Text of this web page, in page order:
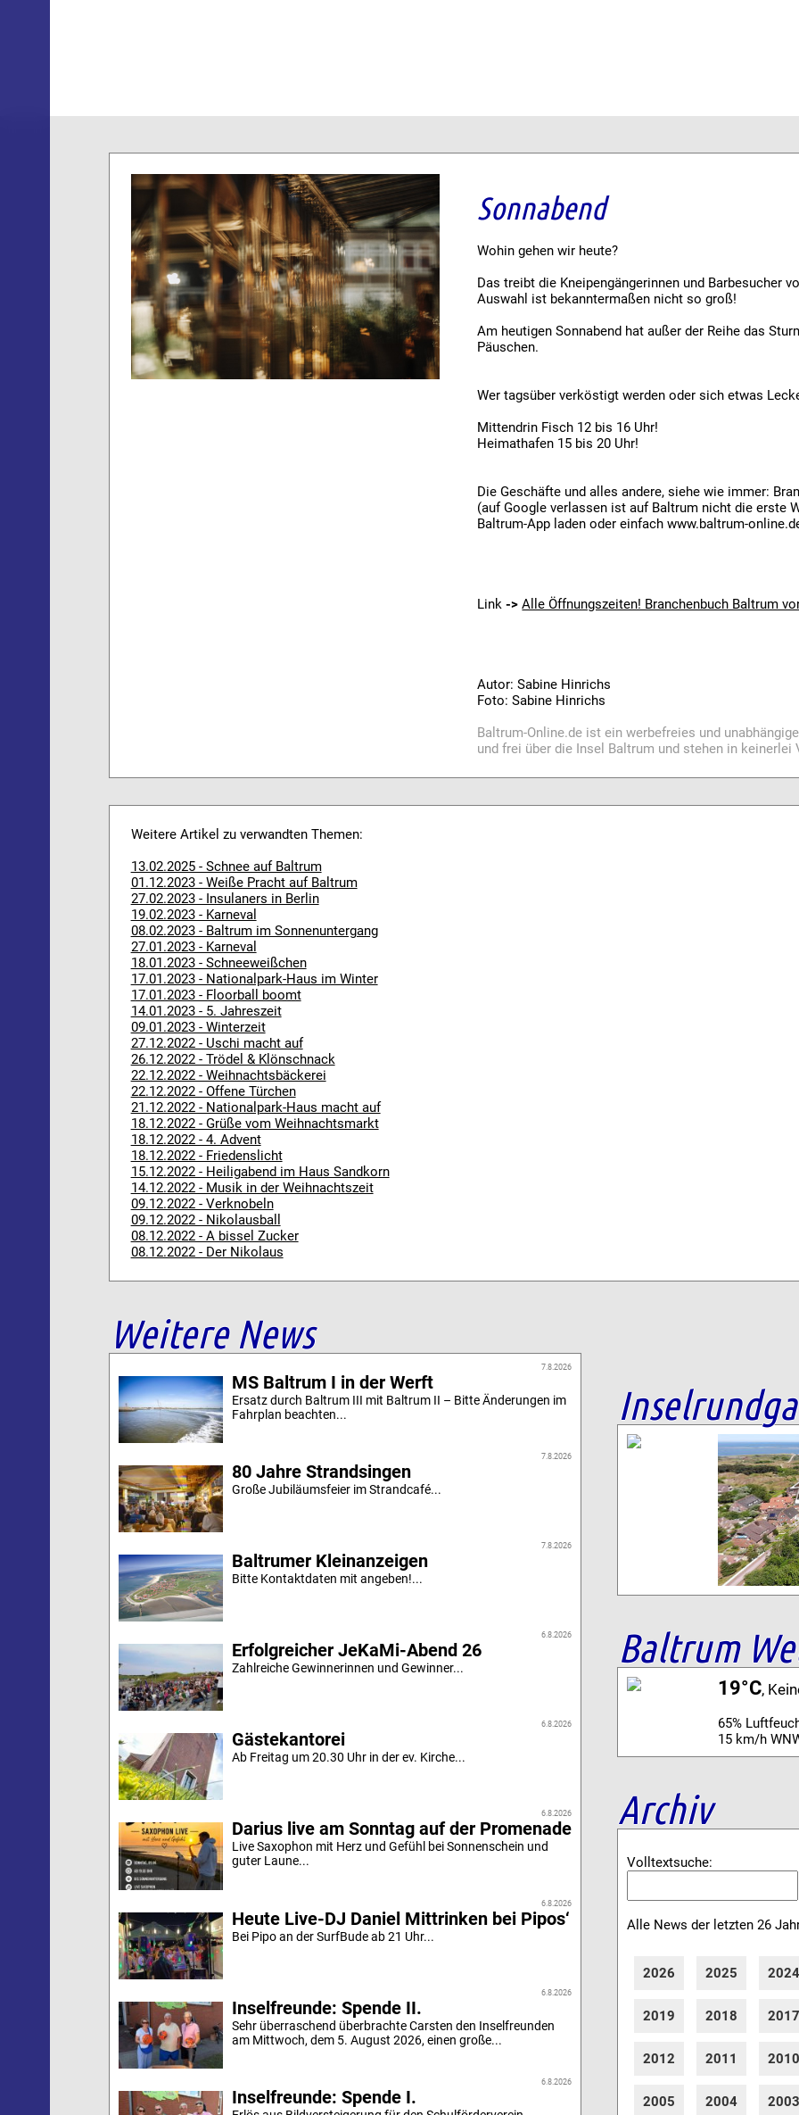
Sonnabend
Wohin gehen wir heute?
Das treibt die Kneipengängerinnen und Barbesucher
Auswahl ist bekanntermaßen nicht so groß!
Am heutigen Sonnabend hat außer der Reihe das
Päuschen.
Wer tagsüber verköstigt werden oder sich etwas
Mittendrin Fisch 12 bis 16 Uhr!
Heimathafen 15 bis 20 Uhr!
Die Geschäfte und alles andere, siehe wie immer:
(auf Google verlassen ist auf Baltrum nicht die erste
Baltrum-App laden oder einfach www.baltrum-
Link-> Alle Öffnungszeiten! Branchenbuch Baltrum
Autor: Sabine Hinrichs
Foto: Sabine Hinrichs
Baltrum-Online.de ist ein werbefreies und
und frei über die Insel Baltrum und stehen in keinerlei
Weitere Artikel zu verwandten Themen:
13.02.2025 - Schnee auf Baltrum
01.12.2023 - Weiße Pracht auf Baltrum
27.02.2023 - Insulaners in Berlin
19.02.2023 - Karneval
08.02.2023 - Baltrum im Sonnenuntergang
27.01.2023 - Karneval
18.01.2023 - Schneeweißchen
17.01.2023 - Nationalpark-Haus im Winter
17.01.2023 - Floorball boomt
14.01.2023 - 5. Jahreszeit
09.01.2023 - Winterzeit
27.12.2022 - Uschi macht auf
26.12.2022 - Trödel & Klönschnack
22.12.2022 - Weihnachtsbäckerei
22.12.2022 - Offene Türchen
21.12.2022 - Nationalpark-Haus macht auf
18.12.2022 - Grüße vom Weihnachtsmarkt
18.12.2022 - 4. Advent
18.12.2022 - Friedenslicht
15.12.2022 - Heiligabend im Haus Sandkorn
14.12.2022 - Musik in der Weihnachtszeit
09.12.2022 - Verknobeln
09.12.2022 - Nikolausball
08.12.2022 - A bissel Zucker
08.12.2022 - Der Nikolaus
Weitere News
7.8.2026
MS Baltrum I in der Werft
Ersatz durch Baltrum III mit Baltrum II – Bitte Änderungen im
Fahrplan beachten...
7.8.2026
80 Jahre Strandsingen
Große Jubiläumsfeier im Strandcafé...
7.8.2026
Baltrumer Kleinanzeigen
Bitte Kontaktdaten mit angeben!...
6.8.2026
Erfolgreicher JeKaMi-Abend 26
Zahlreiche Gewinnerinnen und Gewinner...
6.8.2026
Gästekantorei
Ab Freitag um 20.30 Uhr in der ev. Kirche...
6.8.2026
Darius live am Sonntag auf der Promenade
Live Saxophon mit Herz und Gefühl bei Sonnenschein und
guter Laune...
6.8.2026
Heute Live-DJ Daniel Mittrinken bei Pipos‘
Bei Pipo an der SurfBude ab 21 Uhr...
6.8.2026
Inselfreunde: Spende II.
Sehr überraschend überbrachte Carsten den Inselfreunden
am Mittwoch, dem 5. August 2026, einen große...
6.8.2026
Inselfreunde: Spende I.
Baltrum
19°C,
65%
15 km/h
Archiv
Volltextsuche:
Alle News der letzten 26
2026 2025
2019 2018
2012 2011
2005 2004